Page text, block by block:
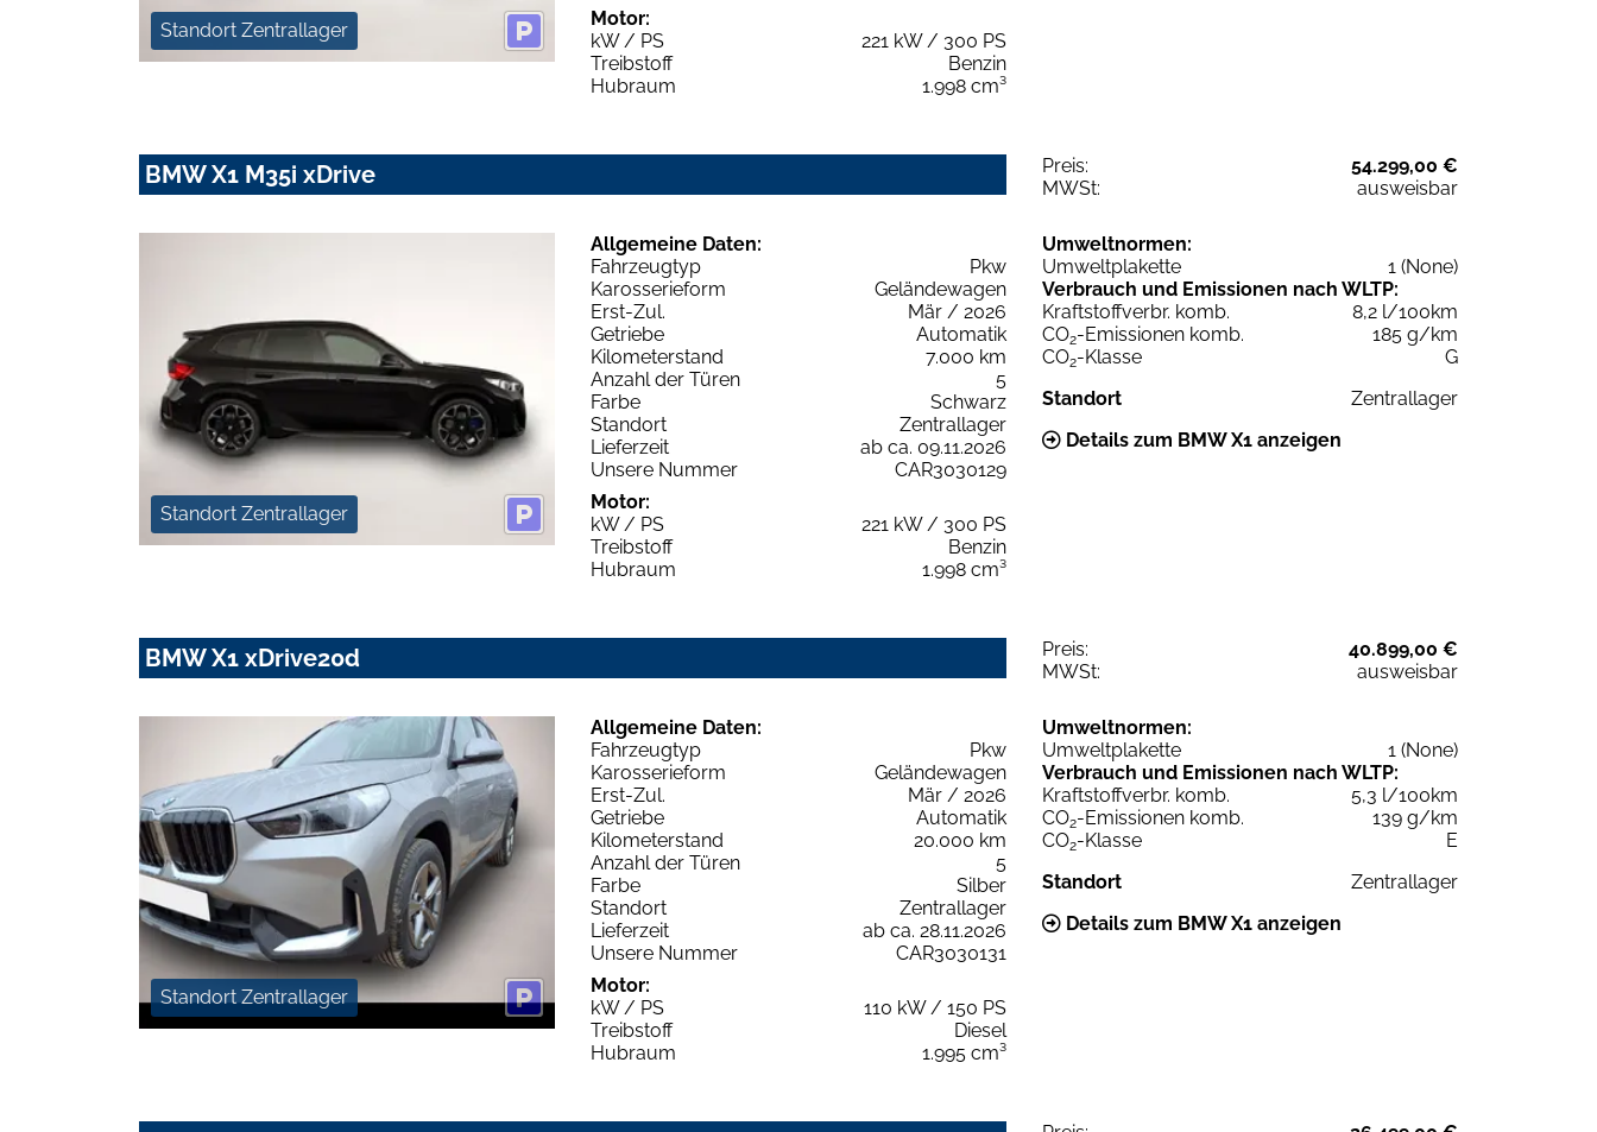
Standort Zentrallager
Motor:
kW / PS
221 kW / 300 PS
Treibstoff
Benzin
Hubraum
1.998 cm³
BMW X1 M35i xDrive Preis:
54.299,00 €
MWSt:
ausweisbar
Standort Zentrallager
Allgemeine Daten:
Fahrzeugtyp
Pkw
Karosserieform
Geländewagen
Erst-Zul.
Mär / 2026
Getriebe
Automatik
Kilometerstand
7.000 km
Anzahl der Türen
5
Farbe
Schwarz
Standort
Zentrallager
Lieferzeit
ab ca. 09.11.2026
Unsere Nummer
CAR3030129
Motor:
kW / PS
221 kW / 300 PS
Treibstoff
Benzin
Hubraum
1.998 cm³
Umweltnormen:
Umweltplakette
1 (None)
Verbrauch und Emissionen nach WLTP:
Kraftstoffverbr. komb.
8,2 l/100km
CO2-Emissionen komb.
185 g/km
CO2-Klasse
G
Standort
Zentrallager
Details zum BMW X1 anzeigen
BMW X1 xDrive20d Preis:
40.899,00 €
MWSt:
ausweisbar
Standort Zentrallager
Allgemeine Daten:
Fahrzeugtyp
Pkw
Karosserieform
Geländewagen
Erst-Zul.
Mär / 2026
Getriebe
Automatik
Kilometerstand
20.000 km
Anzahl der Türen
5
Farbe
Silber
Standort
Zentrallager
Lieferzeit
ab ca. 28.11.2026
Unsere Nummer
CAR3030131
Motor:
kW / PS
110 kW / 150 PS
Treibstoff
Diesel
Hubraum
1.995 cm³
Umweltnormen:
Umweltplakette
1 (None)
Verbrauch und Emissionen nach WLTP:
Kraftstoffverbr. komb.
5,3 l/100km
CO2-Emissionen komb.
139 g/km
CO2-Klasse
E
Standort
Zentrallager
Details zum BMW X1 anzeigen